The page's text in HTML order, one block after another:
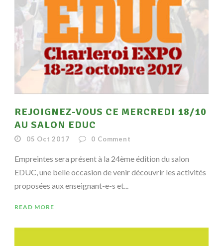
REJOIGNEZ-VOUS CE MERCREDI 18/10
AU SALON EDUC
05 Oct 2017 0 Comment
Empreintes sera présent à la 24ème édition du salon
EDUC, une belle occasion de venir découvrir les activités
proposées aux enseignant-e-s et...
READ MORE